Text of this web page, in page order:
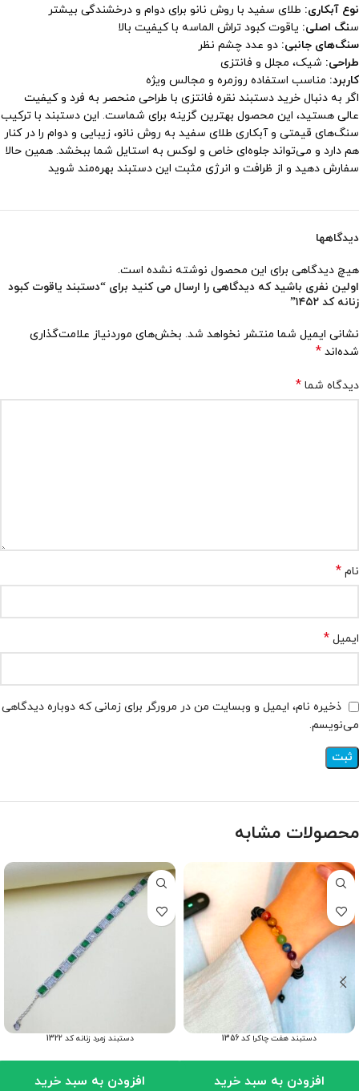
نوع آبکاری: طلای سفید با روش نانو برای دوام و درخشندگی بیشتر
سنگ اصلی: یاقوت کبود تراش الماسه با کیفیت بالا
سنگ‌های جانبی: دو عدد چشم نظر
طراحی: شیک، مجلل و فانتزی
کاربرد: مناسب استفاده روزمره و مجالس ویژه
اگر به دنبال خرید دستبند نقره فانتزی با طراحی منحصر به فرد و کیفیت
عالی هستید، این محصول بهترین گزینه برای شماست. این دستبند با ترکیب
سنگ‌های قیمتی و آبکاری طلای سفید به روش نانو، زیبایی و دوام را در کنار
هم دارد و می‌تواند جلوه‌ای خاص و لوکس به استایل شما ببخشد. همین حالا
سفارش دهید و از ظرافت و انرژی مثبت این دستبند بهره‌مند شوید
دیدگاهها
هیچ دیدگاهی برای این محصول نوشته نشده است.
اولین نفری باشید که دیدگاهی را ارسال می کنید برای “دستبند یاقوت کبود
زنانه کد ۱۴۵۲”
نشانی ایمیل شما منتشر نخواهد شد. بخش‌های موردنیاز علامت‌گذاری
شده‌اند *
دیدگاه شما *
نام *
ایمیل *
ذخیره نام، ایمیل و وبسایت من در مرورگر برای زمانی که دوباره دیدگاهی
می‌نویسم.
محصولات مشابه
دستبند هفت چاکرا کد 1356
افزودن به سبد خرید
دستبند زمرد زنانه کد 1322
افزودن به سبد خرید